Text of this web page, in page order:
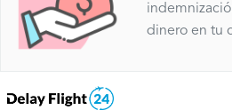
dinero en tu